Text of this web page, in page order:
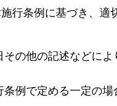
行条例に基づき、適
の他の記述などによ
例で定める一定の場